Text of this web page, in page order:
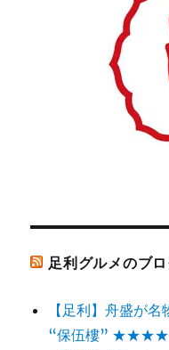
足利グルメのブ
【足利】舟盛が
“保伍樓” ★★★★